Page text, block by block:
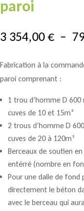
paroi
3 354,00€ –
Fabrication à la
paroi comprenant :
1 trou d’homme D
cuves de 10 et 15m³
2 trous d’homme D
cuves de 20 à 120m³
Berceaux de soutien
entérré (nombre en
Pour une dalle de fond
directement le béton
avec le berceau qui